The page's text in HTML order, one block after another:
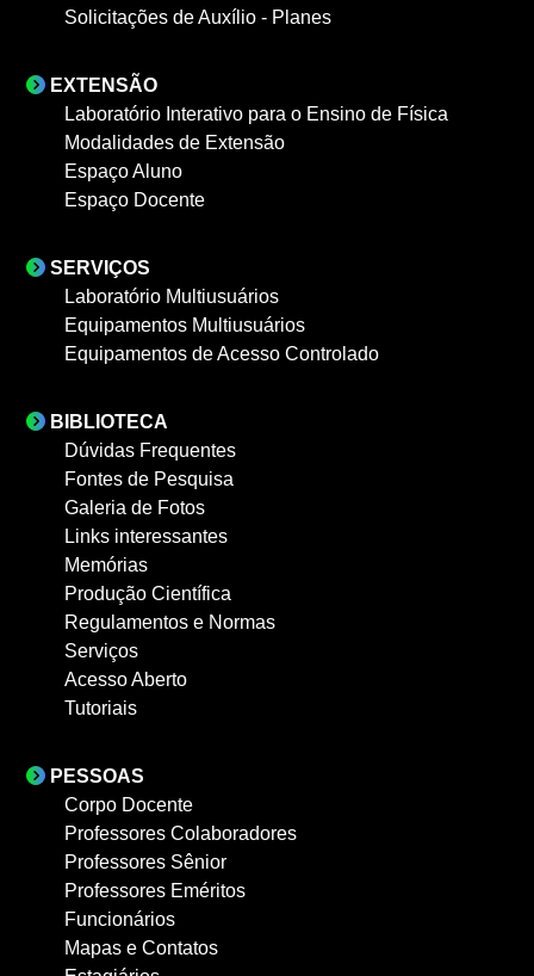
Solicitações de Auxílio - Planes
EXTENSÃO
Laboratório Interativo para o Ensino de Física
Modalidades de Extensão
Espaço Aluno
Espaço Docente
SERVIÇOS
Laboratório Multiusuários
Equipamentos Multiusuários
Equipamentos de Acesso Controlado
BIBLIOTECA
Dúvidas Frequentes
Fontes de Pesquisa
Galeria de Fotos
Links interessantes
Memórias
Produção Científica
Regulamentos e Normas
Serviços
Acesso Aberto
Tutoriais
PESSOAS
Corpo Docente
Professores Colaboradores
Professores Sênior
Professores Eméritos
Funcionários
Mapas e Contatos